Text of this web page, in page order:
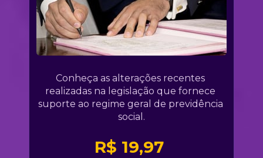
R$ 19,97
Conheça as alterações recentes
realizadas na legislação que fornece
suporte ao regime geral de previdência
social.